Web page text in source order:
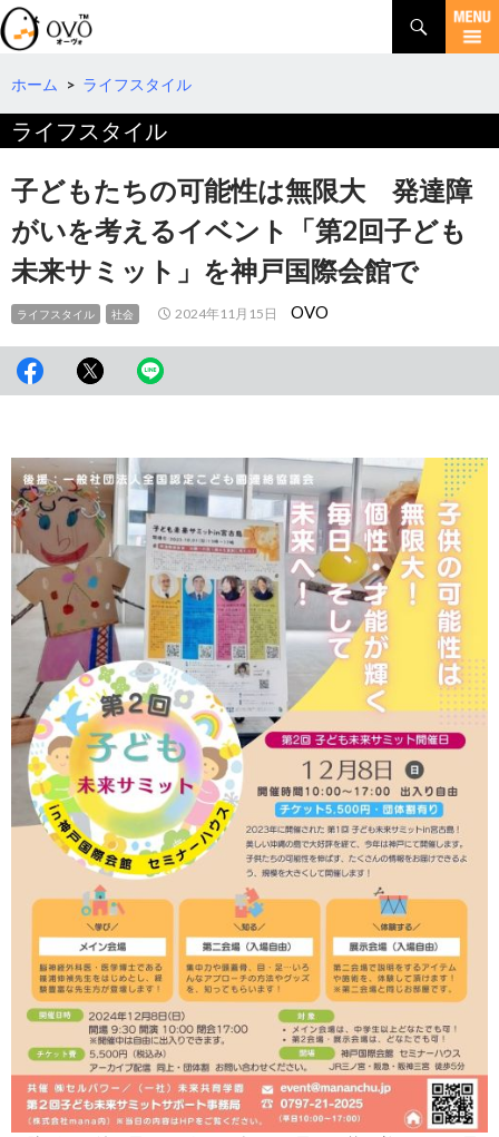
検
索
コ
テ
ツ
へ
ホーム > ライフスタイル
ライフスタイル
子どもたちの可能性は無限大 発達障
がいを考えるイベント「第2回子ども
未来サミット」を神戸国際会館で
ライフスタイル 社会 2024年11月15日 OVO